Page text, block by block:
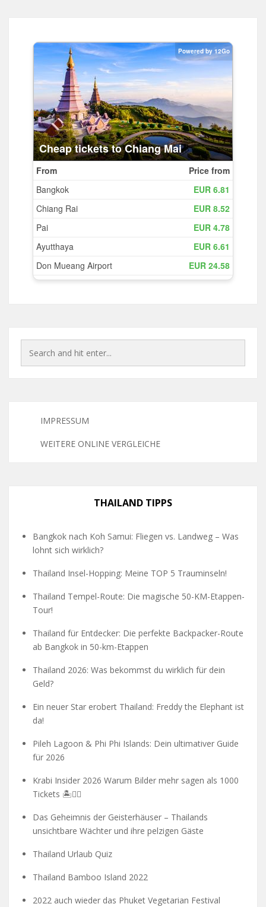
IMPRESSUM
WEITERE ONLINE VERGLEICHE
THAILAND TIPPS
Bangkok nach Koh Samui: Fliegen vs. Landweg – Was
lohnt sich wirklich?
Thailand Insel-Hopping: Meine TOP 5 Trauminseln!
Thailand Tempel-Route: Die magische 50-KM-Etappen-
Tour!
Thailand für Entdecker: Die perfekte Backpacker-Route
ab Bangkok in 50-km-Etappen
Thailand 2026: Was bekommst du wirklich für dein
Geld?
Ein neuer Star erobert Thailand: Freddy the Elephant ist
da!
Pileh Lagoon & Phi Phi Islands: Dein ultimativer Guide
für 2026
Krabi Insider 2026 Warum Bilder mehr sagen als 1000
Tickets 🏝️🧗‍♂️
Das Geheimnis der Geisterhäuser – Thailands
unsichtbare Wächter und ihre pelzigen Gäste
Thailand Urlaub Quiz
Thailand Bamboo Island 2022
2022 auch wieder das Phuket Vegetarian Festival